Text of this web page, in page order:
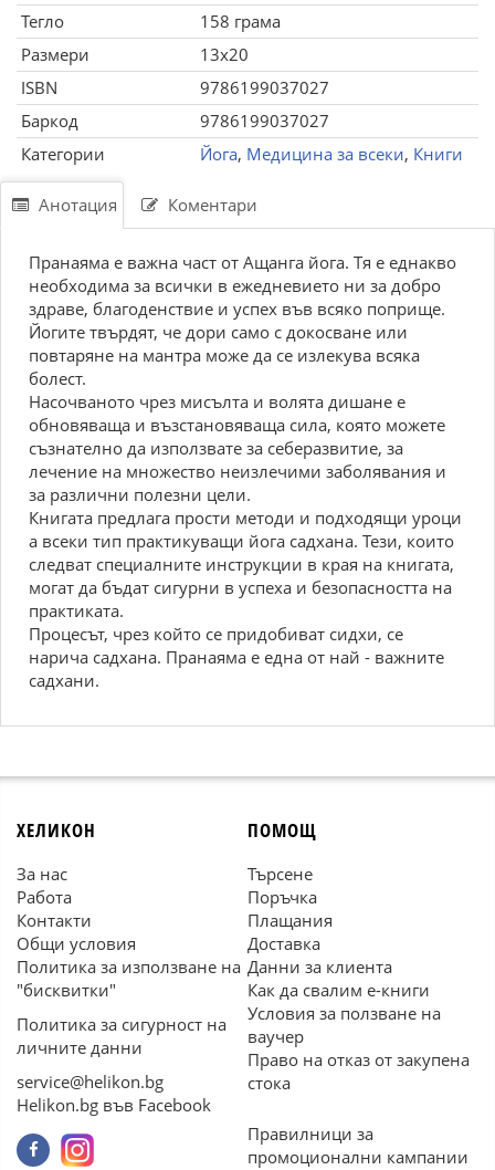
Тегло
158 грама
Размери
13x20
ISBN
9786199037027
Баркод
9786199037027
Категории
Йога, Медицина за всеки, Книги
Анотация Коментари
Пранаяма е важна част от Ащанга йога. Тя е еднакво
необходима за всички в ежедневието ни за добро
здраве, благоденствие и успех във всяко поприще.
Йогите твърдят, че дори само с докосване или
повтаряне на мантра може да се излекува всяка
болест.
Насочваното чрез мисълта и волята дишане е
обновяваща и възстановяваща сила, която можете
съзнателно да използвате за себеразвитие, за
лечение на множество неизлечими заболявания и
за различни полезни цели.
Книгата предлага прости методи и подходящи уроци
а всеки тип практикуващи йога садхана. Тези, които
следват специалните инструкции в края на книгата,
могат да бъдат сигурни в успеха и безопасността на
практиката.
Процесът, чрез който се придобиват сидхи, се
нарича садхана. Пранаяма е една от най - важните
садхани.
ХЕЛИКОН
За нас
Работа
Контакти
Общи условия
Политика за използване на
"бисквитки"
Политика за сигурност на
личните данни
service@helikon.bg
Helikon.bg във Facebook
ПОМОЩ
Търсене
Поръчка
Плащания
Доставка
Данни за клиента
Как да свалим е-книги
Условия за ползване на
ваучер
Право на отказ от закупена
стока
Правилници за
промоционални кампании